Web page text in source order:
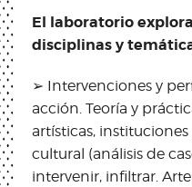
El laboratorio
disciplinas y
➢ Intervenciones y
acción. Teoría y
artísticas,
cultural (análisis de
intervenir, infiltrar.